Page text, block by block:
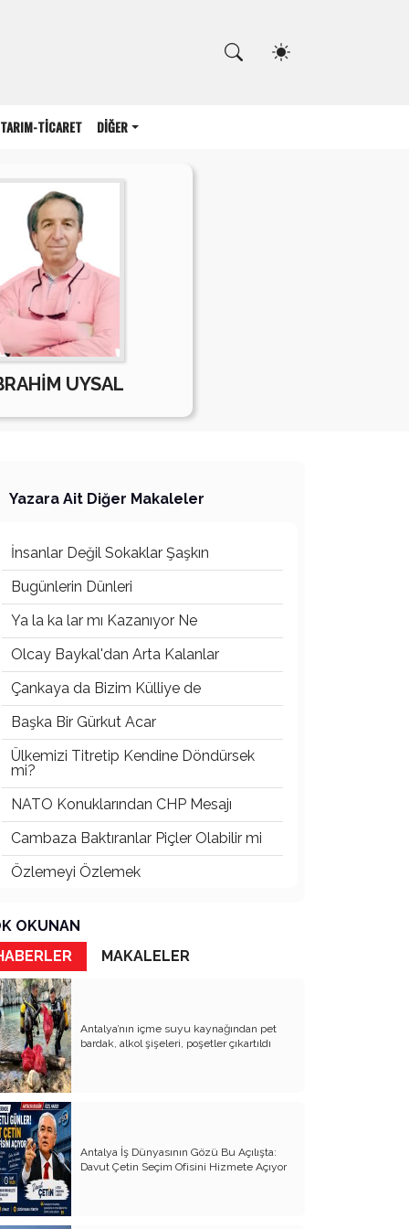
TARIM-TİCARET DİĞER
UYSAL
Yazara Ait Diğer Makaleler
İnsanlar Değil Sokaklar Şaşkın
Bugünlerin Dünleri
Ya la ka lar mı Kazanıyor Ne
Olcay Baykal'dan Arta Kalanlar
Çankaya da Bizim Külliye de
Başka Bir Gürkut Acar
Ülkemizi Titretip Kendine Döndürsek
mi?
NATO Konuklarından CHP Mesajı
Cambaza Baktıranlar Piçler Olabilir mi
Özlemeyi Özlemek
Yaşananların Vebali Kim
Siyasetin Kökleri Köklerin Siyaseti
Nereye CHP Nereye
Öf Öf de Öf Öf
Birbirimizi Anlasak mı
Kapitalist Yaşam Tarzına İslami
Ekonomi
Mayıs’ta öldürüldük, Haziran’da direndik.
İki Miras T.C ve CHP
Atanı Tanımak Gurur Verir
OKUNAN
MAKALELER
Antalya’nın içme suyu kaynağından pet
bardak, alkol şişeleri, poşetler çıkartıldı
Antalya İş Dünyasının Gözü Bu Açılışta:
Davut Çetin Seçim Ofisini Hizmete Açıyor